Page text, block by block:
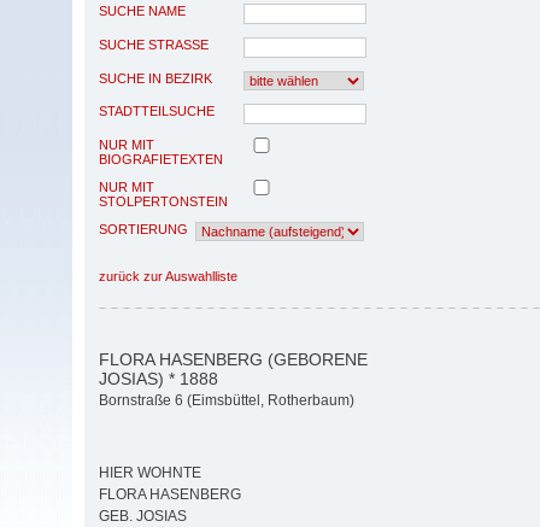
SUCHE NAME
SUCHE STRASSE
SUCHE IN BEZIRK
STADTTEILSUCHE
NUR MIT
BIOGRAFIETEXTEN
NUR MIT
STOLPERTONSTEIN
SORTIERUNG
zurück zur Auswahlliste
FLORA HASENBERG (GEBORENE
JOSIAS) * 1888
Bornstraße 6 (Eimsbüttel, Rotherbaum)
HIER WOHNTE
FLORA HASENBERG
GEB. JOSIAS